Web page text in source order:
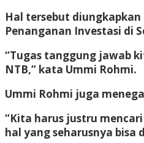
Hal tersebut
Penanganan Investasi di
“Tugas tanggung jawab
NTB,” kata Ummi Rohmi.
Ummi Rohmi juga
“Kita harus justru
hal yang seharusnya bisa